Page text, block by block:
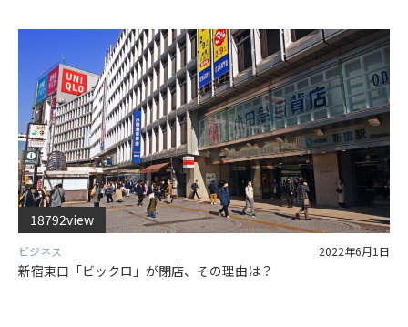
18792view
ビジネス 2022年6月1日
新宿東口「ビックロ」が閉店、その理由は？